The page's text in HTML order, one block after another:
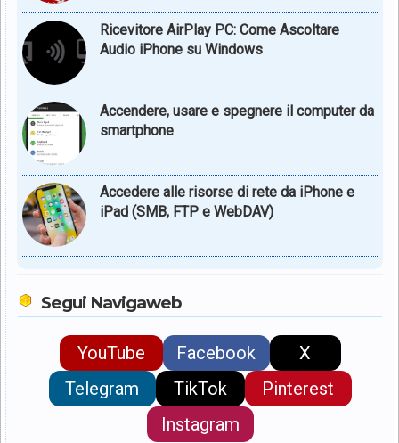
Ricevitore AirPlay PC: Come Ascoltare
Audio iPhone su Windows
Accendere, usare e spegnere il computer da
smartphone
Accedere alle risorse di rete da iPhone e
iPad (SMB, FTP e WebDAV)
Segui Navigaweb
YouTube Facebook
X
Telegram
TikTok
Pinterest
Instagram